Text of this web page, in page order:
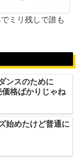
ミリ残しで誰も
ンスのために
格ばかりじゃね
始めたけど普通に